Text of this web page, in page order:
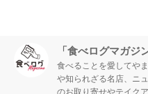
「食べログマガジ
食べることを愛してや
や知られざる名店、ニ
のお取り寄せやテイク